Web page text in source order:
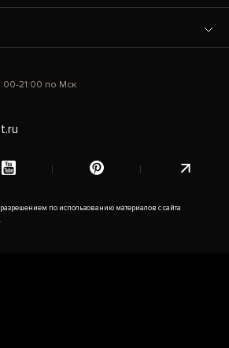
21:00 по Мск
по использованию материалов с сайта